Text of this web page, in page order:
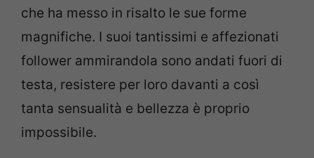
che ha messo in risalto le sue forme
magnifiche. I suoi tantissimi e affezionati
follower ammirandola sono andati fuori di
testa, resistere per loro davanti a così
tanta sensualità e bellezza è proprio
impossibile.